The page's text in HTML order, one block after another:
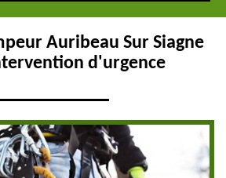
Auribeau Sur Siagne
d'urgence